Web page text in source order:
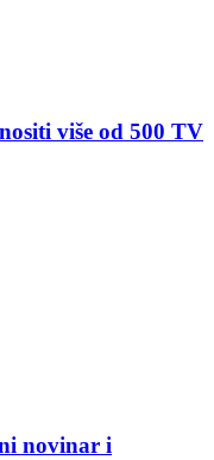
više od 500 TV
novinar i